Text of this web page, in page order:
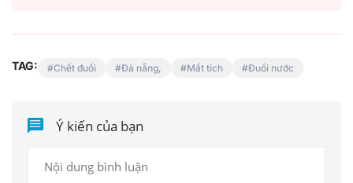
TAG: Chết đuối Đà nẵng, Mất tích Đuối nước
Ý kiến của bạn